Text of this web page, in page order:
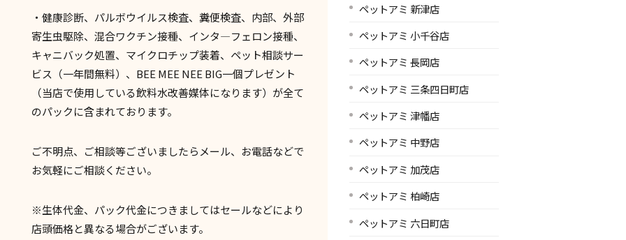
・健康診断、パルボウイルス検査、糞便検査、内部、外部
寄生虫駆除、混合ワクチン接種、インタ―フェロン接種、
キャニバック処置、マイクロチップ装着、ペット相談サー
ビス（一年間無料）、BEE MEE NEE BIG一個プレゼント
（当店で使用している飲料水改善媒体になります）が全て
のパックに含まれております。
ご不明点、ご相談等ございましたらメール、お電話などで
お気軽にご相談ください。
※生体代金、パック代金につきましてはセールなどにより
店頭価格と異なる場合がございます。
ペットアミ 新津店
ペットアミ 小千谷店
ペットアミ 長岡店
ペットアミ 三条四日町店
ペットアミ 津幡店
ペットアミ 中野店
ペットアミ 加茂店
ペットアミ 柏崎店
ペットアミ 六日町店